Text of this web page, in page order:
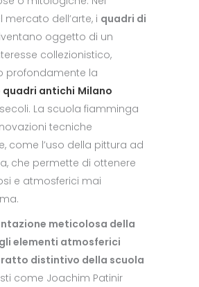
dell’arte, i quadri di
oggetto di un
collezionistico,
profondamente la
antichi Milano
La scuola fiamminga
tecniche
come l’uso della pittura ad
che permette di ottenere
e atmosferici mai
meticolosa della
elementi atmosferici
distintivo della scuola
come Joachim Patinir